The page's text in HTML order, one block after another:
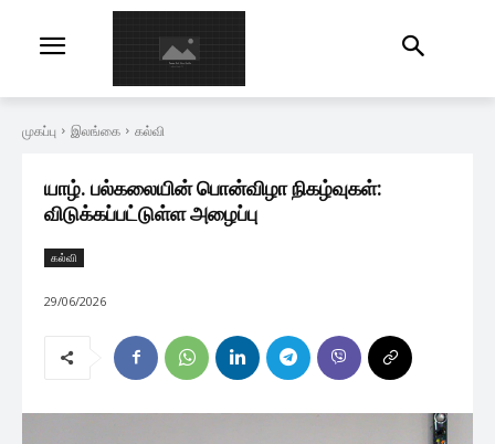
முகப்பு இலங்கை கல்வி
யாழ். பல்கலையின் பொன்விழா நிகழ்வுகள்:
விடுக்கப்பட்டுள்ள அழைப்பு
கல்வி
29/06/2026